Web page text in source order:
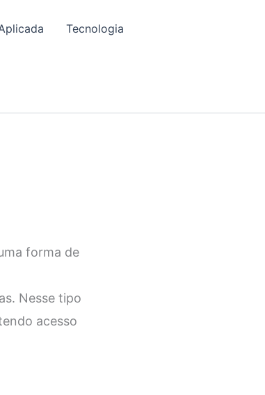
Tecnologia
forma de
Nesse tipo
acesso